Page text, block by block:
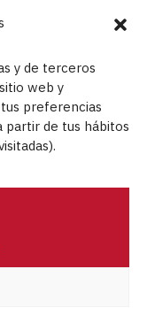
y de terceros
web y
preferencias
partir de tus hábitos
policy